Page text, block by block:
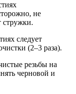
не
стружки.
следует
(2–3 раза).
резьбы на
черновой и